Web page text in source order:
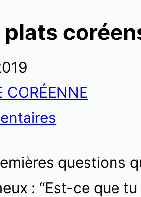
plats
CORÉENNE
questions
: “Est-ce que